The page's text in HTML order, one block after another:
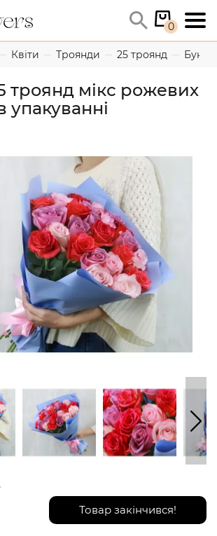
0
Квіти Троянди 25 троянд Букет
троянд мікс рожевих
упакуванні
Товар закінчився!